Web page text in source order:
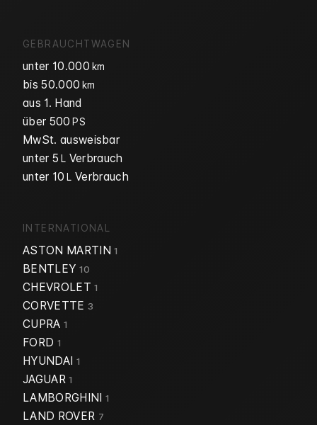
GEBRAUCHTWAGEN
unter 10.000 km
bis 50.000 km
aus 1. Hand
über 500 PS
MwSt. ausweisbar
unter 5 L Verbrauch
unter 10 L Verbrauch
INTERNATIONAL
ASTON MARTIN1
BENTLEY 10
CHEVROLET1
CORVETTE 3
CUPRA 1
FORD 1
HYUNDAI 1
JAGUAR1
LAMBORGHINI 1
LAND ROVER 7